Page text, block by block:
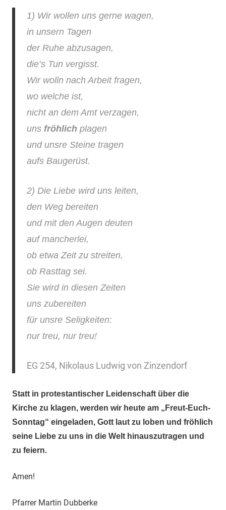
1) Wir wollen uns gerne wagen,
in unsern Tagen
der Ruhe abzusagen,
die’s Tun vergisst.
Wir wolln nach Arbeit fragen,
wo welche ist,
nicht an dem Amt verzagen,
uns fröhlich plagen
und unsre Steine tragen
aufs Baugerüst.
2) Die Liebe wird uns leiten,
den Weg bereiten
und mit den Augen deuten
auf mancherlei,
ob etwa Zeit zu streiten,
ob Rasttag sei.
Sie wird in diesen Zeiten
uns zubereiten
für unsre Seligkeiten:
nur treu, nur treu!
EG 254, Nikolaus Ludwig von Zinzendorf
Statt in protestantischer Leidenschaft über die
Kirche zu klagen, werden wir heute am „Freut-Euch-
Sonntag“ eingeladen, Gott laut zu loben und fröhlich
seine Liebe zu uns in die Welt hinauszutragen und
zu feiern.
Amen!
Pfarrer Martin Dubberke